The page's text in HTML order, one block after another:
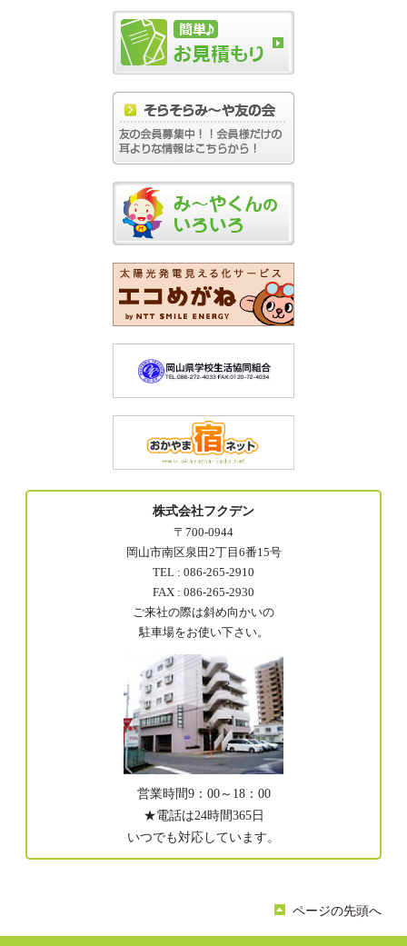
株式会社フクデン
〒700-0944
岡山市南区泉田2丁目6番15号
TEL : 086-265-2910
FAX : 086-265-2930
ご来社の際は斜め向かいの
駐車場をお使い下さい。
営業時間9：00～18：00
★電話は24時間365日
いつでも対応しています。
ページの先頭へ